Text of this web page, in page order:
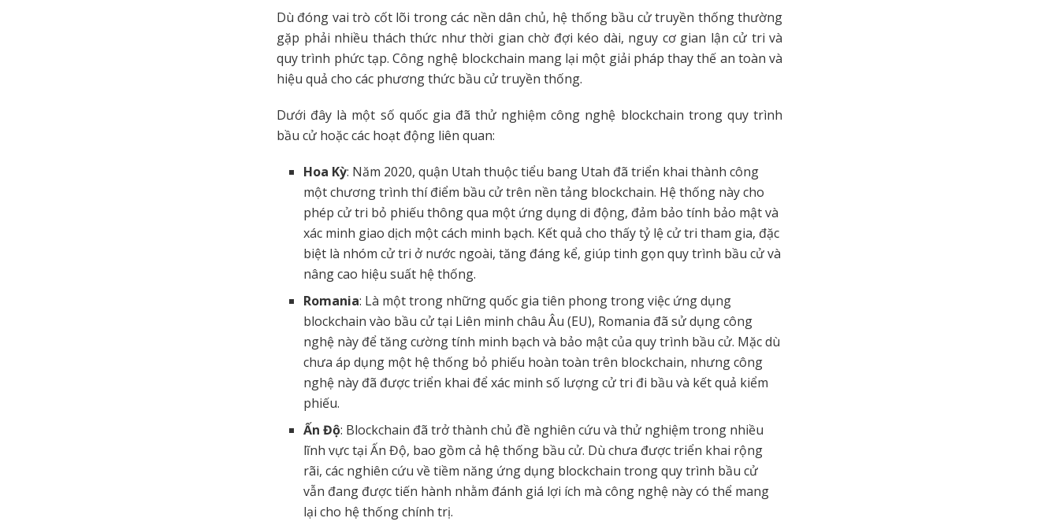
Dù đóng vai trò cốt lõi trong các nền dân chủ, hệ thống bầu cử truyền thống thường
gặp phải nhiều thách thức như thời gian chờ đợi kéo dài, nguy cơ gian lận cử tri và
quy trình phức tạp. Công nghệ blockchain mang lại một giải pháp thay thế an toàn và
hiệu quả cho các phương thức bầu cử truyền thống.
Dưới đây là một số quốc gia đã thử nghiệm công nghệ blockchain trong quy trình
bầu cử hoặc các hoạt động liên quan:
Hoa Kỳ: Năm 2020, quận Utah thuộc tiểu bang Utah đã triển khai thành công
một chương trình thí điểm bầu cử trên nền tảng blockchain. Hệ thống này cho
phép cử tri bỏ phiếu thông qua một ứng dụng di động, đảm bảo tính bảo mật và
xác minh giao dịch một cách minh bạch. Kết quả cho thấy tỷ lệ cử tri tham gia, đặc
biệt là nhóm cử tri ở nước ngoài, tăng đáng kể, giúp tinh gọn quy trình bầu cử và
nâng cao hiệu suất hệ thống.
Romania: Là một trong những quốc gia tiên phong trong việc ứng dụng
blockchain vào bầu cử tại Liên minh châu Âu (EU), Romania đã sử dụng công
nghệ này để tăng cường tính minh bạch và bảo mật của quy trình bầu cử. Mặc dù
chưa áp dụng một hệ thống bỏ phiếu hoàn toàn trên blockchain, nhưng công
nghệ này đã được triển khai để xác minh số lượng cử tri đi bầu và kết quả kiểm
phiếu.
Ấn Độ: Blockchain đã trở thành chủ đề nghiên cứu và thử nghiệm trong nhiều
lĩnh vực tại Ấn Độ, bao gồm cả hệ thống bầu cử. Dù chưa được triển khai rộng
rãi, các nghiên cứu về tiềm năng ứng dụng blockchain trong quy trình bầu cử
vẫn đang được tiến hành nhằm đánh giá lợi ích mà công nghệ này có thể mang
lại cho hệ thống chính trị.